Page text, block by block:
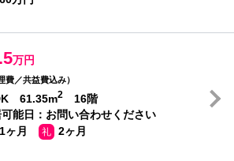
万円
費／共益費込み）
61.35m2
16階
可能日：お問い合わせください
1ヶ月 礼 2ヶ月